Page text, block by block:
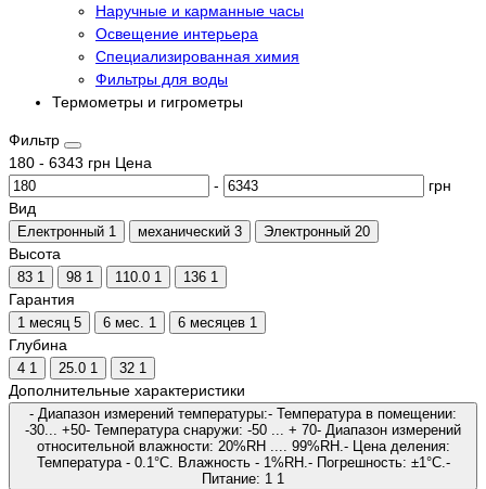
Наручные и карманные часы
Освещение интерьера
Специализированная химия
Фильтры для воды
Термометры и гигрометры
Фильтр
180 - 6343 грн Цена
-
грн
Вид
Електронный 1 механический 3 Электронный 20
Высота
83 1 98 1 110.0 1 136 1
Гарантия
1 месяц 5 6 мес. 1 6 месяцев 1
Глубина
4 1 25.0 1 32 1
Дополнительные характеристики
- Диапазон измерений температуры:- Температура в помещении:
-30... +50- Температура снаружи: -50 ... + 70- Диапазон измерений
относительной влажности: 20%RH .... 99%RH.- Цена деления:
Температура - 0.1°C. Влажность - 1%RH.- Погрешность: ±1°C.-
Питание: 1 1